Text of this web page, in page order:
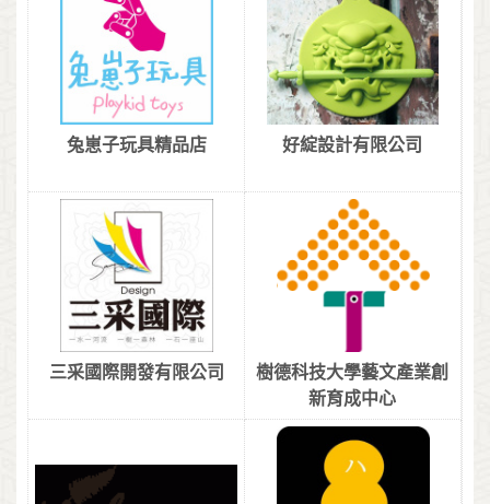
兔崽子玩具精品店 好綻設計有限公司
三采國際開發有限公司
樹德科技大學藝文產業創
新育成中心